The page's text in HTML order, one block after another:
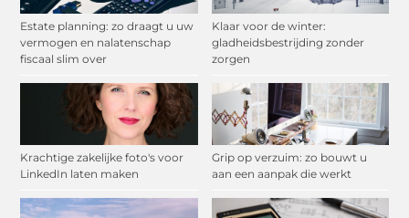
Estate planning: zo draagt u uw
vermogen en nalatenschap
fiscaal slim over
Klaar voor de winter:
gladheidsbestrijding zonder
zorgen
Krachtige zakelijke foto's voor
LinkedIn laten maken
Grip op verzuim: zo bouwt u
aan een aanpak die werkt